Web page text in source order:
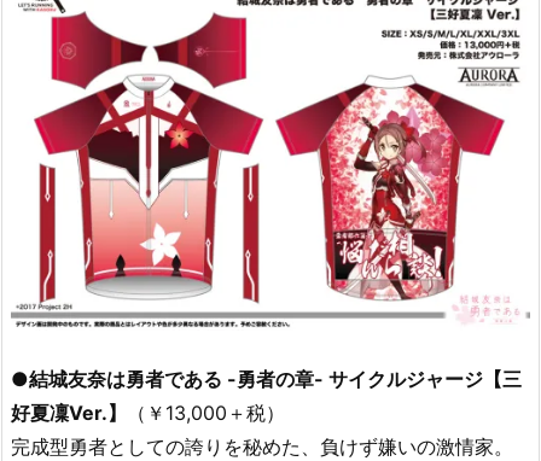
●結城友奈は勇者である -勇者の章- サイクルジャージ【三
好夏凜Ver.】
（￥13,000＋税）
完成型勇者としての誇りを秘めた、負けず嫌いの激情家。